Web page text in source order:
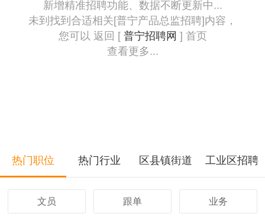
新增精准招聘功能、数据不断更新中...
未到找到合适相关[普宁产品总监招聘]内容，
您可以 返回 [ 普宁招聘网 ] 首页
查看更多...
热门职位 热门行业 区县镇街道 工业区招聘
文员 跟单 业务